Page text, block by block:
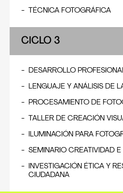
Corriente Alterna. Para
de los cursos que deseas
ello, te programamos una
tus experiencias, proyectos
TÉCNICA FOTOGRÁFICA
CICLO 3
DESARROLLO
LENGUAJE Y ANÁLISIS DE
PROCESAMIENTO DE
TALLER DE CREACIÓN
ILUMINACIÓN PARA
SEMINARIO CREATIVIDAD E
INVESTIGACIÓN ÉTICA Y
CIUDADANA